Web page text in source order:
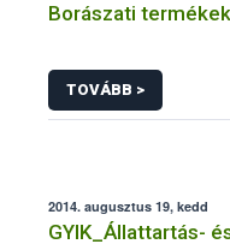
Borászati termékek
TOVÁBB >
2014. augusztus 19, kedd
GYIK_Állattartás-